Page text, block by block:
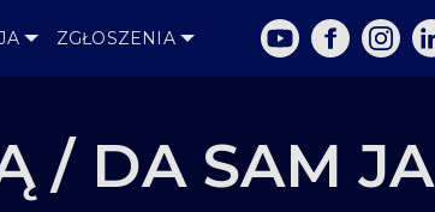
ZGŁOSZENIA
/ DA SAM JA